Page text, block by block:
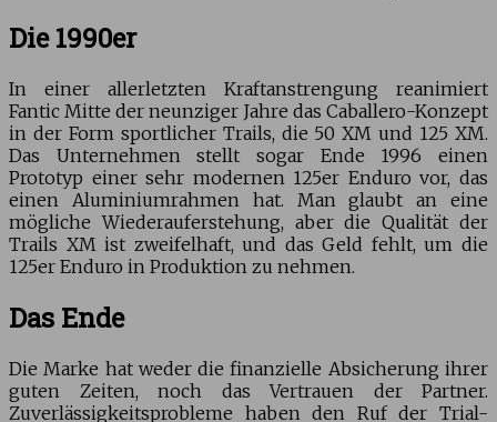
Die 1990er
In einer allerletzten Kraftanstrengung reanimiert
Fantic Mitte der neunziger Jahre das Caballero-Konzept
in der Form sportlicher Trails, die 50 XM und 125 XM.
Das Unternehmen stellt sogar Ende 1996 einen
Prototyp einer sehr modernen 125er Enduro vor, das
einen Aluminiumrahmen hat. Man glaubt an eine
mögliche Wiederauferstehung, aber die Qualität der
Trails XM ist zweifelhaft, und das Geld fehlt, um die
125er Enduro in Produktion zu nehmen.
Das Ende
Die Marke hat weder die finanzielle Absicherung ihrer
guten Zeiten, noch das Vertrauen der Partner.
Zuverlässigkeitsprobleme haben den Ruf der Trial-